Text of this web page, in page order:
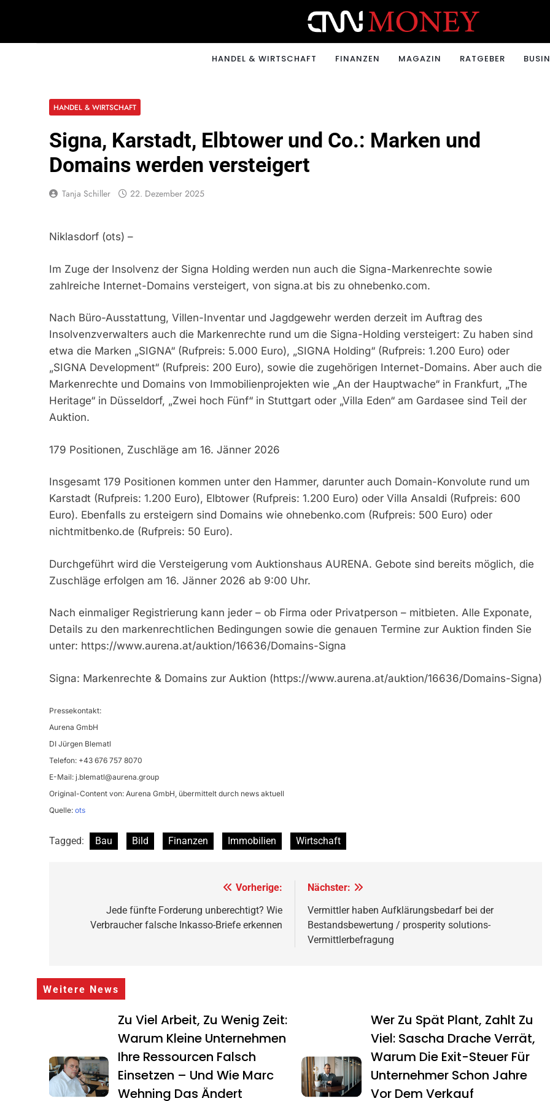
CNNMONEY.CH
HANDEL & WIRTSCHAFT FINANZEN MAGAZIN RATGEBER
HANDEL & WIRTSCHAFT
Signa, Karstadt, Elbtower und Co.: Marken und
Domains werden versteigert
Tanja Schiller 22. Dezember 2025
Niklasdorf (ots) –
Im Zuge der Insolvenz der Signa Holding werden nun auch die Signa-Markenrechte sowie
zahlreiche Internet-Domains versteigert, von signa.at bis zu ohnebenko.com.
Nach Büro-Ausstattung, Villen-Inventar und Jagdgewehr werden derzeit im Auftrag des
Insolvenzverwalters auch die Markenrechte rund um die Signa-Holding versteigert: Zu haben sind
etwa die Marken „SIGNA“ (Rufpreis: 5.000 Euro), „SIGNA Holding“ (Rufpreis: 1.200 Euro) oder
„SIGNA Development“ (Rufpreis: 200 Euro), sowie die zugehörigen Internet-Domains. Aber auch die
Markenrechte und Domains von Immobilienprojekten wie „An der Hauptwache“ in Frankfurt, „The
Heritage“ in Düsseldorf, „Zwei hoch Fünf“ in Stuttgart oder „Villa Eden“ am Gardasee sind Teil der
Auktion.
179 Positionen, Zuschläge am 16. Jänner 2026
Insgesamt 179 Positionen kommen unter den Hammer, darunter auch Domain-Konvolute rund um
Karstadt (Rufpreis: 1.200 Euro), Elbtower (Rufpreis: 1.200 Euro) oder Villa Ansaldi (Rufpreis: 600
Euro). Ebenfalls zu ersteigern sind Domains wie ohnebenko.com (Rufpreis: 500 Euro) oder
nichtmitbenko.de (Rufpreis: 50 Euro).
Durchgeführt wird die Versteigerung vom Auktionshaus AURENA. Gebote sind bereits möglich, die
Zuschläge erfolgen am 16. Jänner 2026 ab 9:00 Uhr.
Nach einmaliger Registrierung kann jeder – ob Firma oder Privatperson – mitbieten. Alle Exponate,
Details zu den markenrechtlichen Bedingungen sowie die genauen Termine zur Auktion finden Sie
unter: https://www.aurena.at/auktion/16636/Domains-Signa
Signa: Markenrechte & Domains zur Auktion (https://www.aurena.at/auktion/16636/Domains-Signa)
Pressekontakt:
Aurena GmbH
DI Jürgen Blematl
Telefon: +43 676 757 8070
E-Mail: j.blematl@aurena.group
Original-Content von: Aurena GmbH, übermittelt durch news aktuell
Quelle: ots
Tagged: Bau Bild Finanzen Immobilien Wirtschaft
Vorherige:
Jede fünfte Forderung unberechtigt? Wie
Verbraucher falsche Inkasso-Briefe erkennen
Nächster:
Vermittler haben Aufklärungsbedarf bei der
Bestandsbewertung / prosperity solutions-
Vermittlerbefragung
Weitere News
Zu Viel Arbeit, Zu Wenig Zeit:
Warum Kleine Unternehmen
Ihre Ressourcen Falsch
Einsetzen – Und Wie Marc
Wehning Das Ändert
Wer Zu Spät Plant, Zahlt Zu
Viel: Sascha Drache Verrät,
Warum Die Exit-Steuer Für
Unternehmer Schon Jahre
Vor Dem Verkauf